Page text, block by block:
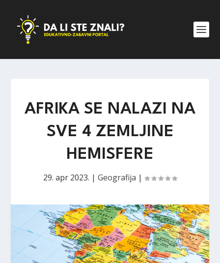
AFRIKA SE NALAZI NA
SVE 4 ZEMLJINE
HEMISFERE
29. apr 2023. | Geografija |